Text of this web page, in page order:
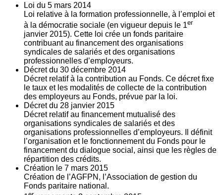
Loi du 5 mars 2014
Loi relative à la formation professionnelle, à l’emploi et
à la démocratie sociale (en vigueur depuis le 1er
janvier 2015). Cette loi crée un fonds paritaire
contribuant au financement des organisations
syndicales de salariés et des organisations
professionnelles d’employeurs.
Décret du 30 décembre 2014
Décret relatif à la contribution au Fonds. Ce décret fixe
le taux et les modalités de collecte de la contribution
des employeurs au Fonds, prévue par la loi.
Décret du 28 janvier 2015
Décret relatif au financement mutualisé des
organisations syndicales de salariés et des
organisations professionnelles d’employeurs. Il définit
l’organisation et le fonctionnement du Fonds pour le
financement du dialogue social, ainsi que les règles de
répartition des crédits.
Création le 7 mars 2015
Création de l’AGFPN, l’Association de gestion du
Fonds paritaire national.